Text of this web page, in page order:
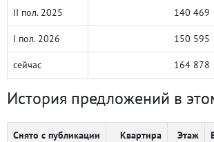
II пол. 2025 140 469
I пол. 2026 150 595
сейчас 164 878
История предложений в
Снято с публикации Квартира Этаж